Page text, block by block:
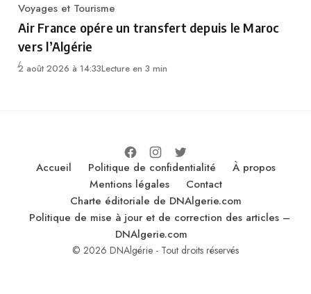
Category
Voyages et Tourisme
Air France opére un transfert depuis le Maroc
vers l’Algérie
2 août 2026 à 14:33Lecture en 3 min
Accueil Politique de confidentialité
À propos
Mentions légales
Contact
Charte éditoriale de DNAlgerie.com
Politique de mise à jour et de correction des articles –
DNAlgerie.com
© 2026 DNAlgérie - Tout droits réservés